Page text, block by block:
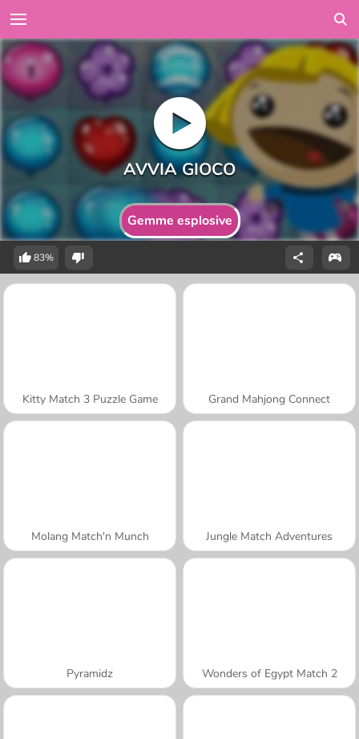
Gemme esplosive
83%
Kitty Match 3 Puzzle Game Grand Mahjong Connect
Molang Match'n Munch Jungle Match Adventures
Pyramidz Wonders of Egypt Match 2